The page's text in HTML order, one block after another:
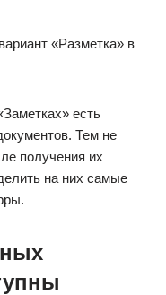
«Разметка» в
есть
Тем не
получения их
на них самые